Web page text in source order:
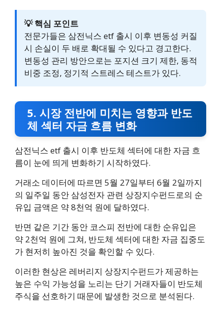
💡 핵심 포인트
전문가들은 삼전닉스 etf 출시 이후 변동성 커질
시 손실이 두 배로 확대될 수 있다고 경고한다.
변동성 관리 방안으로는 포지션 크기 제한, 동적
비중 조정, 정기적 스트레스 테스트가 있다.
5. 시장 전반에 미치는 영향과 반도
체 섹터 자금 흐름 변화
삼전닉스 etf 출시 이후 반도체 섹터에 대한 자금 흐
름이 눈에 띄게 변화하기 시작하였다.
거래소 데이터에 따르면 5월 27일부터 6월 2일까지
의 일주일 동안 삼성전자 관련 상장지수펀드로의 순
유입 금액은 약 8천억 원에 달하였다.
반면 같은 기간 동안 코스피 전반에 대한 순유입은
약 2천억 원에 그쳐, 반도체 섹터에 대한 자금 집중도
가 현저히 높아진 것을 확인할 수 있다.
이러한 현상은 레버리지 상장지수펀드가 제공하는
높은 수익 가능성을 노리는 단기 거래자들이 반도체
주식을 선호하기 때문에 발생한 것으로 분석된다.